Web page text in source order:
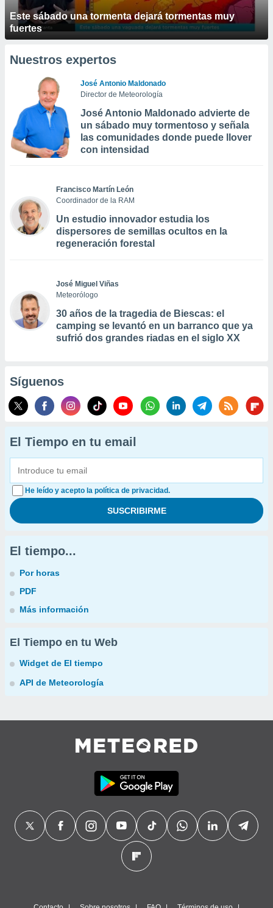
Este sábado una tormenta dejará tormentas muy
fuertes
Nuestros expertos
José Antonio Maldonado
Director de Meteorología
José Antonio Maldonado advierte de
un sábado muy tormentoso y señala
las comunidades donde puede llover
con intensidad
Francisco Martín León
Coordinador de la RAM
Un estudio innovador estudia los
dispersores de semillas ocultos en la
regeneración forestal
José Miguel Viñas
Meteorólogo
30 años de la tragedia de Biescas: el
camping se levantó en un barranco que ya
sufrió dos grandes riadas en el siglo XX
Síguenos
El Tiempo en tu email
He leído y acepto la política de privacidad.
El tiempo...
Por horas
PDF
Más información
El Tiempo en tu Web
Widget de El tiempo
API de Meteorología